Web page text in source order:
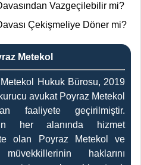
Vazgeçilebilir mi?
Çekişmeliye Döner mi?
Metekol
Hukuk Bürosu, 2019
avukat Poyraz Metekol
faaliyete geçirilmiştir.
her alanında hizmet
olan Poyraz Metekol ve
haklarını